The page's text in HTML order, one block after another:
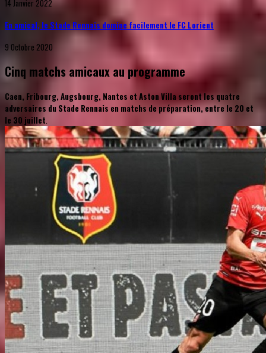
14 Janvier 2022
En amical, le Stade Rennais domine facilement le FC Lorient
9 Octobre 2020
Cinq matchs amicaux au programme
Caen, Fribourg, Augsbourg, Nantes et Aston Villa seront les quatre
adversaires du Stade Rennais en matchs de préparation, entre le 20 et
le 30 juillet